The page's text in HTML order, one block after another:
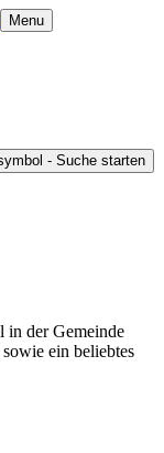
Menu
in der Gemeinde
ein beliebtes